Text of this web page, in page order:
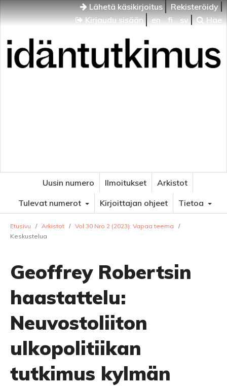
Lähetä käsikirjoitus
Rekisteröidy
Kirjaudu sisään
en fi sv Hae
Uusin numero Ilmoitukset
Arkistot
Tulevat numerot
Kirjoittajan ohjeet Tietoa
Etusivu / Arkistot / Vol 30 Nro 2 (2023): Vapaa teema
/
Keskustelua
Geoffrey Robertsin
haastattelu:
Neuvostoliiton
ulkopolitiikan
tutkimus kylmän